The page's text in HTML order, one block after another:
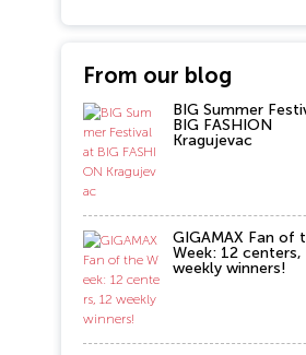
From our blog
BIG Summer
BIG FASHION
Kragujevac
GIGAMAX Fan of
Week: 12 centers,
weekly winners!